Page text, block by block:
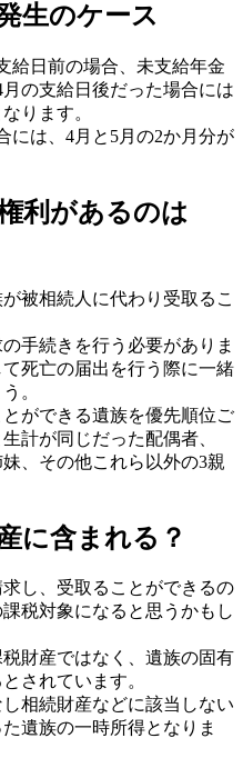
生のケース
給日前の場合、未支給年金
の支給日後だった場合には
ります。
には、4月と5月の2か月分が
利があるのは
被相続人に代わり受取るこ
手続きを行う必要がありま
死亡の届出を行う際に一緒
。
ができる遺族を優先順位ご
計が同じだった配偶者、
、その他これら以外の3親
に含まれる？
し、受取ることができるの
税対象になると思うかもし
財産ではなく、遺族の固有
されています。
相続財産などに該当しない
遺族の一時所得となりま